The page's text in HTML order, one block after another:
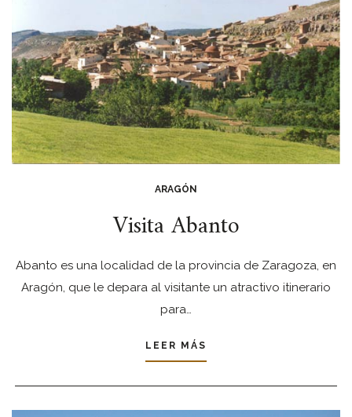
ARAGÓN
Visita Abanto
Abanto es una localidad de la provincia de Zaragoza, en
Aragón, que le depara al visitante un atractivo itinerario
para…
LEER MÁS